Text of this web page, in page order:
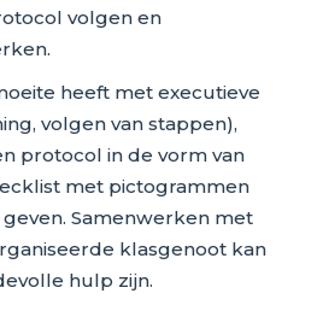
volgen en
heeft met executieve
volgen van stappen),
protocol in de vorm van
met pictogrammen
Samenwerken met
klasgenoot kan
hulp zijn.